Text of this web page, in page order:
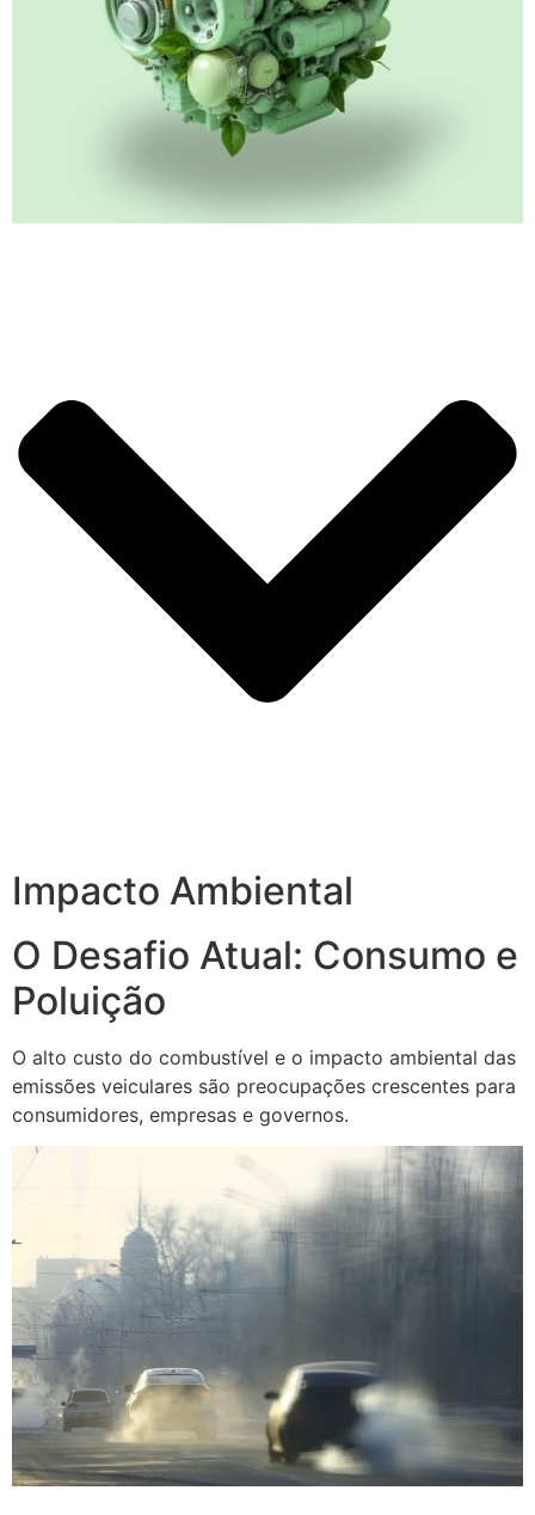
Impacto Ambiental
O Desafio Atual: Consumo e
Poluição
O alto custo do combustível e o impacto ambiental das
emissões veiculares são preocupações crescentes para
consumidores, empresas e governos.